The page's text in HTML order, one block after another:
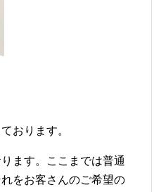
おります。
ます。ここまでは普通
をお客さんのご希望の